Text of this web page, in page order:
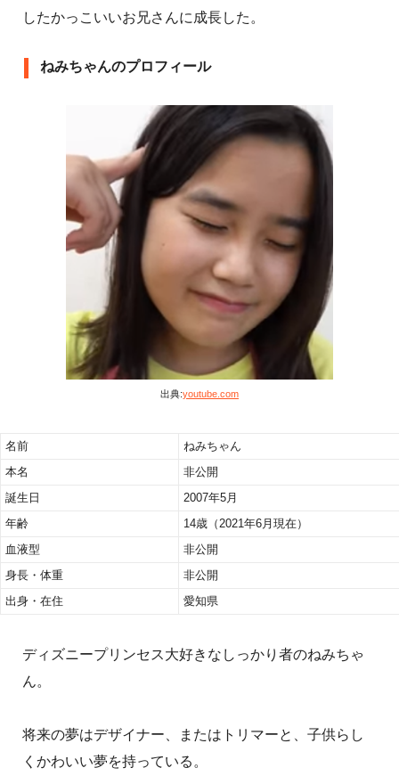
したかっこいいお兄さんに成長した。
ねみちゃんのプロフィール
出典:youtube.com
名前
ねみちゃん
本名
非公開
誕生日
2007年5月
年齢
14歳（2021年6月現在）
血液型
非公開
身長・体重
非公開
出身・在住
愛知県
ディズニープリンセス大好きなしっかり者のねみちゃ
ん。
将来の夢はデザイナー、またはトリマーと、子供らし
くかわいい夢を持っている。